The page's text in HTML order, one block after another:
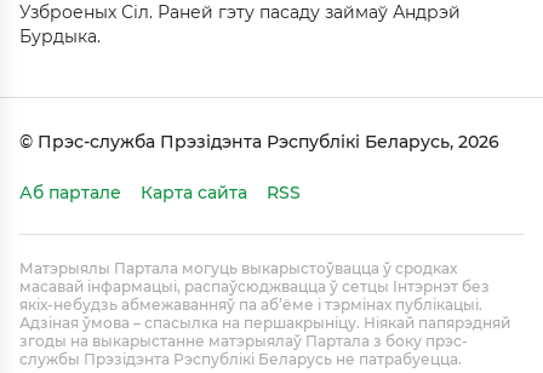
Узброеных Сіл. Раней гэту пасаду займаў Андрэй
Бурдыка.
© Прэс-служба Прэзідэнта Рэспублікі Беларусь, 2026
Аб партале Карта сайта RSS
Матэрыялы Партала могуць выкарыстоўвацца ў сродках
масавай інфармацыі, распаўсюджвацца ў сетцы Інтэрнэт без
якіх-небудзь абмежаванняў па аб’ёме і тэрмінах публікацыі.
Адзіная ўмова – спасылка на першакрыніцу. Ніякай папярэдняй
згоды на выкарыстанне матэрыялаў Партала з боку прэс-
службы Прэзідэнта Рэспублікі Беларусь не патрабуецца.